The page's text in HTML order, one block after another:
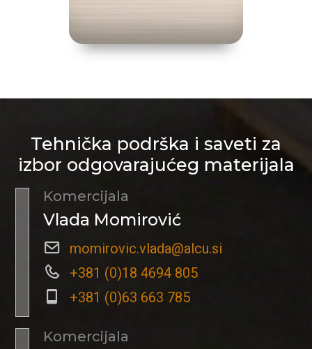
Tehnička podrška i saveti za
izbor odgovarajućeg materijala
Komercijala
Vlada Momirović
momirovic.vlada@alcu.si
+381 (0)18 4694 805
+381 (0)63 663 785
Komercijala